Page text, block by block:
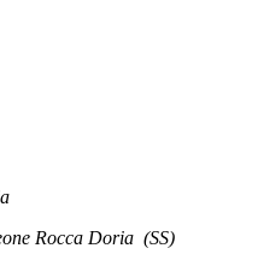
Rocca Doria (SS)